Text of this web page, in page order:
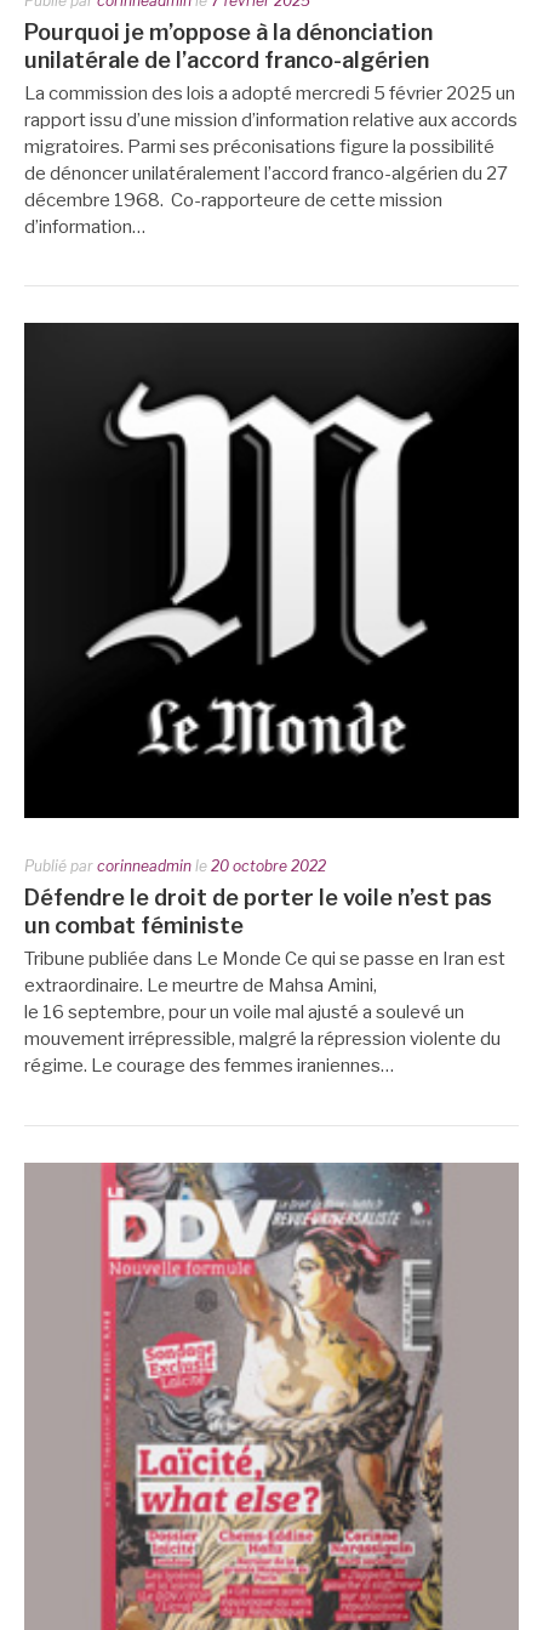
Pourquoi je m’oppose à la dénonciation
unilatérale de l’accord franco-algérien
La commission des lois a adopté mercredi 5 février 2025 un
rapport issu d’une mission d’information relative aux accords
migratoires. Parmi ses préconisations figure la possibilité
de dénoncer unilatéralement l’accord franco-algérien du 27
décembre 1968. Co-rapporteure de cette mission
d’information…
Publié par corinneadmin le 20 octobre 2022
Défendre le droit de porter le voile n’est pas
un combat féministe
Tribune publiée dans Le Monde Ce qui se passe en Iran est
extraordinaire. Le meurtre de Mahsa Amini,
le 16 septembre, pour un voile mal ajusté a soulevé un
mouvement irrépressible, malgré la répression violente du
régime. Le courage des femmes iraniennes…